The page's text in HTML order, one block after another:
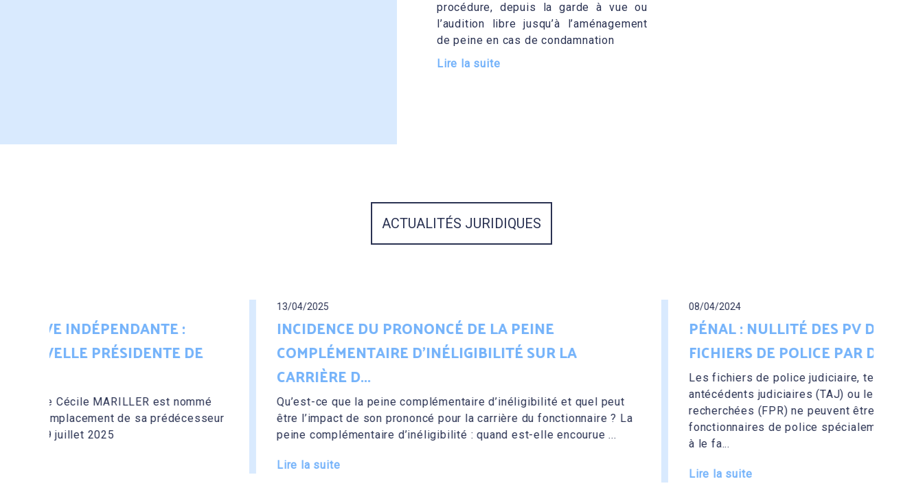
procédure, depuis la garde à vue ou
l’audition libre jusqu’à l’aménagement
de peine en cas de condamnation
Lire la suite
ACTUALITÉS JURIDIQUES
INCIDENCE DU PRONONCÉ DE LA PEINE
COMPLÉMENTAIRE D’INÉLIGIBILITÉ SUR LA
Qu’est-ce que la peine complémentaire d’inéligibilité et quel peut
être l’impact de son prononcé pour la carrière du fonctionnaire ? La
peine complémentaire d’inéligibilité : quand est-elle encourue ...
PÉNAL : NULLITÉ DES PV DE CONSULTATION DES
FICHIERS DE POLICE PAR DES FONCTIONNAIR...
Les fichiers de police judiciaire, tels que le Traitement des
antécédents judiciaires (TAJ) ou le Fichier des personnes
recherchées (FPR) ne peuvent être consultés que par des
fonctionnaires de police spécialement et individuellement habilités